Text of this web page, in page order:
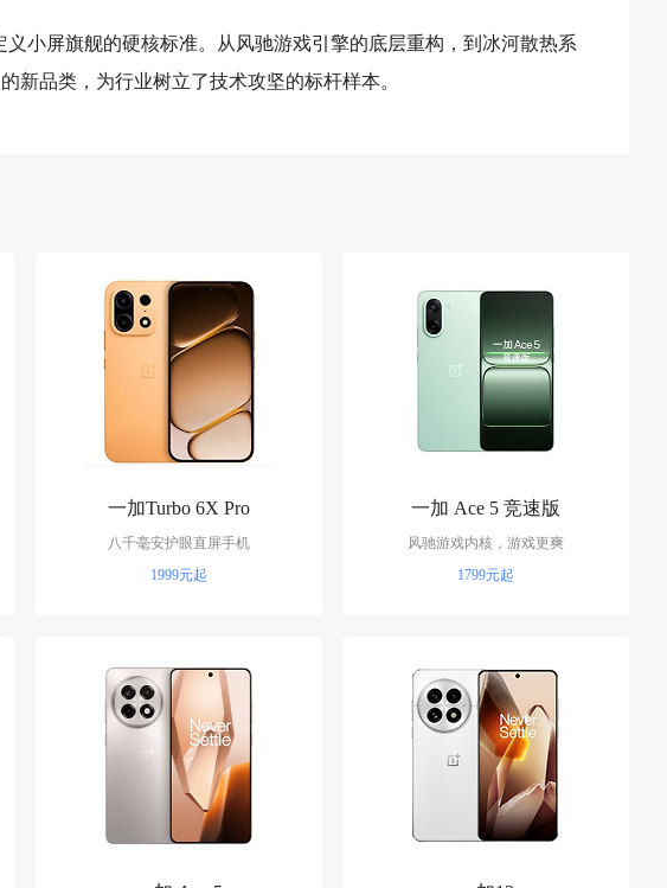
小屏旗舰的硬核标准。从风驰游戏引擎的底层重构，到冰河散热系
新品类，为行业树立了技术攻坚的标杆样本。
一加Turbo 6X Pro
八千毫安护眼直屏手机
1999元起
一加 Ace 5 竞速版
风驰游戏内核，游戏更爽
1799元起